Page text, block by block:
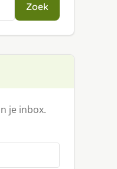
Zoek
je inbox.